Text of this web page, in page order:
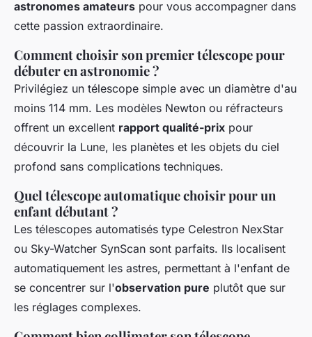
astronomes amateurs pour vous accompagner dans
cette passion extraordinaire.
Comment choisir son premier télescope pour
débuter en astronomie ?
Privilégiez un télescope simple avec un diamètre d'au
moins 114 mm. Les modèles Newton ou réfracteurs
offrent un excellent rapport qualité-prix pour
découvrir la Lune, les planètes et les objets du ciel
profond sans complications techniques.
Quel télescope automatique choisir pour un
enfant débutant ?
Les télescopes automatisés type Celestron NexStar
ou Sky-Watcher SynScan sont parfaits. Ils localisent
automatiquement les astres, permettant à l'enfant de
se concentrer sur l'observation pure plutôt que sur
les réglages complexes.